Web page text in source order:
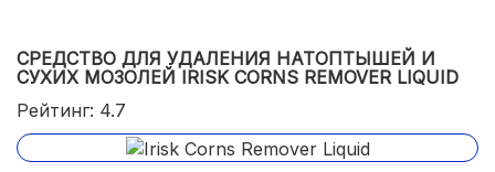
СРЕДСТВО ДЛЯ УДАЛЕНИЯ НАТОПТЫШЕЙ И
СУХИХ МОЗОЛЕЙ IRISK CORNS REMOVER LIQUID
Рейтинг: 4.7